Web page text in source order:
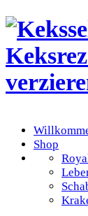
Shop